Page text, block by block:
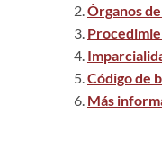
Órganos
Código de
Más